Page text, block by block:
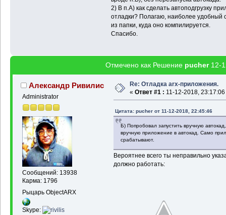
2) В п.А) как сделать автоподгрузку
отладки? Полагаю, наиболее удобный
из папки, куда оно компилируется.
Спасибо.
Отмечено как Решение pucher12-
Александр Ривилис
Administrator
Сообщений: 13938
Карма: 1796
Рыцарь ObjectARX
Skype:
Re: Отладка arx-приложения.
« Ответ #1 : 11-12-2018, 23:17:06
Цитата: pucher от 11-12-2018, 22:45:46
Б) Попробовал запустить вручную
вручную приложение в автокад. Само
срабатывают.
Вероятнее всего ты неправильно
должно работать: